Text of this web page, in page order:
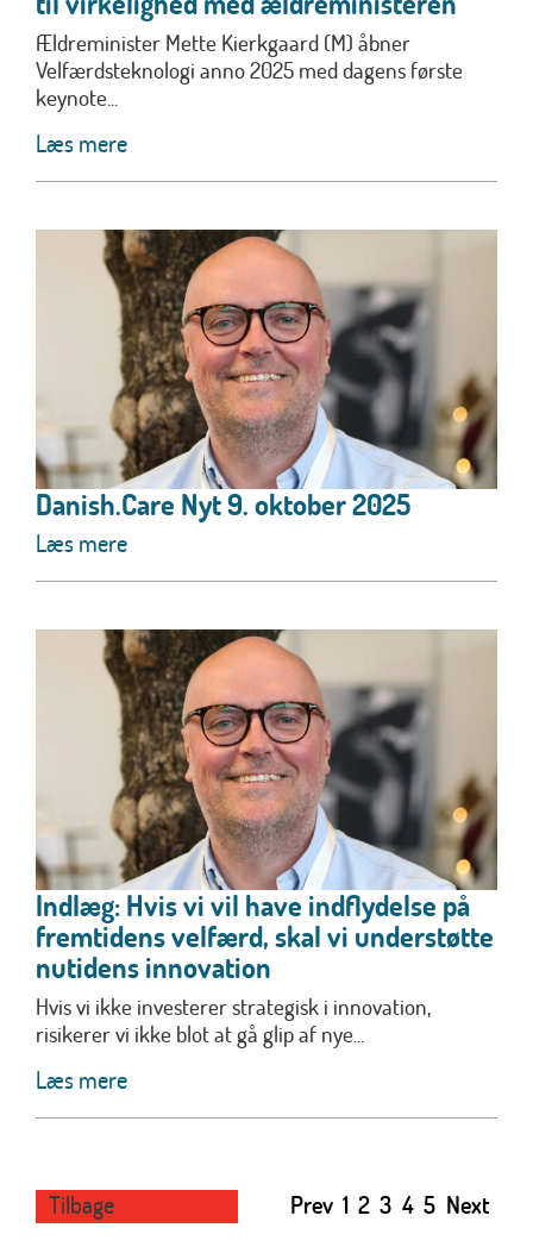
Ældreminister Mette Kierkgaard (M) åbner
Velfærdsteknologi anno 2025 med dagens første
keynote...
Læs mere
Danish.Care Nyt 9. oktober 2025
Læs mere
Indlæg: Hvis vi vil have indflydelse på
fremtidens velfærd, skal vi understøtte
nutidens innovation
Hvis vi ikke investerer strategisk i innovation,
risikerer vi ikke blot at gå glip af nye...
Læs mere
Tilbage Prev 1 2 3 4 5 Next